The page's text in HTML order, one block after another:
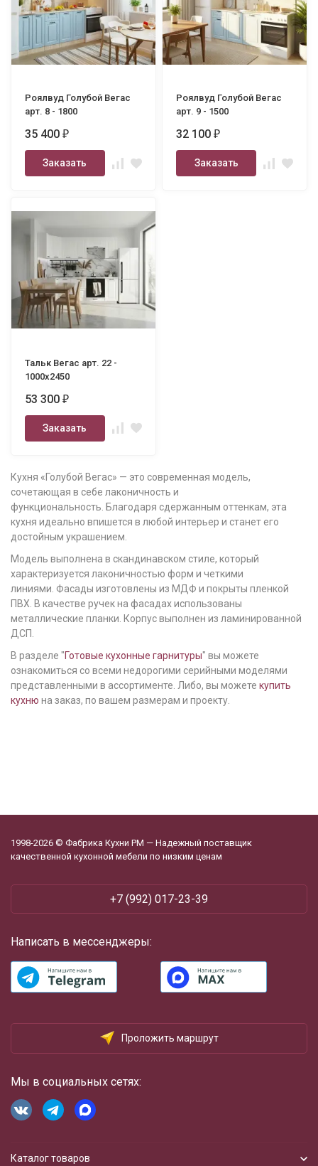
Роялвуд Голубой Вегас
арт. 8 - 1800
35 400₽
Заказать
Роялвуд Голубой Вегас
арт. 9 - 1500
32 100₽
Заказать
Тальк Вегас арт. 22 -
1000х2450
53 300₽
Заказать
Кухня «Голубой Вегас» — это современная модель,
сочетающая в себе лаконичность и
функциональность. Благодаря сдержанным оттенкам, эта
кухня идеально впишется в любой интерьер и станет его
достойным украшением.
Модель выполнена в скандинавском стиле, который
характеризуется лаконичностью форм и четкими
линиями. Фасады изготовлены из МДФ и покрыты пленкой
ПВХ. В качестве ручек на фасадах использованы
металлические планки. Корпус выполнен из ламинированной
ДСП.
В разделе "Готовые кухонные гарнитуры" вы можете
ознакомиться со всеми недорогими серийными моделями
представленными в ассортименте. Либо, вы можете купить
кухню на заказ, по вашем размерам и проекту.
1998-2026 © Фабрика Кухни РМ — Надежный поставщик
качественной кухонной мебели по низким ценам
+7 (992) 017-23-39
Написать в мессенджеры:
Проложить маршрут
Мы в социальных сетях:
Каталог товаров